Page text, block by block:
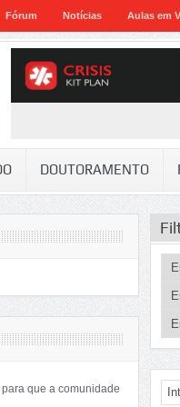
Fórum Notícias Aulas em
DOUTORAMENTO
que a comunidade